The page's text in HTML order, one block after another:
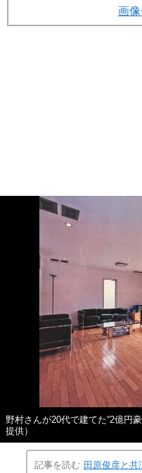
野村さんが20代で建てた“2億円